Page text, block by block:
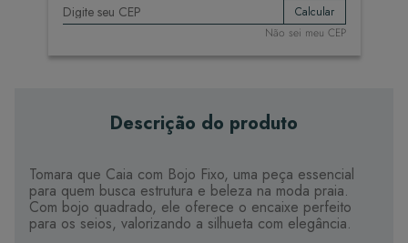
Calcular
Não sei meu CEP
Descrição do produto
Tomara que Caia com Bojo Fixo, uma peça essencial
para quem busca estrutura e beleza na moda praia.
Com bojo quadrado, ele oferece o encaixe perfeito
para os seios, valorizando a silhueta com elegância.